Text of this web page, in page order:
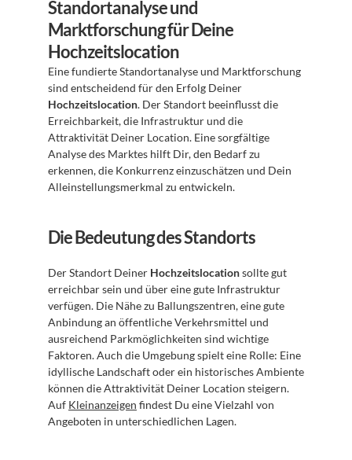
Standortanalyse und
Marktforschung für Deine
Hochzeitslocation
Eine fundierte Standortanalyse und Marktforschung
Hochzeitslocation. Der Standort beeinflusst die
Erreichbarkeit, die Infrastruktur und die
Attraktivität Deiner Location. Eine sorgfältige
Analyse des Marktes hilft Dir, den Bedarf zu
erkennen, die Konkurrenz einzuschätzen und Dein
Alleinstellungsmerkmal zu entwickeln.
Die Bedeutung des Standorts
Der Standort Deiner Hochzeitslocation sollte gut
erreichbar sein und über eine gute Infrastruktur
verfügen. Die Nähe zu Ballungszentren, eine gute
Anbindung an öffentliche Verkehrsmittel und
ausreichend Parkmöglichkeiten sind wichtige
Faktoren. Auch die Umgebung spielt eine Rolle: Eine
idyllische Landschaft oder ein historisches Ambiente
können die Attraktivität Deiner Location steigern.
Auf Kleinanzeigen findest Du eine Vielzahl von
Angeboten in unterschiedlichen Lagen.